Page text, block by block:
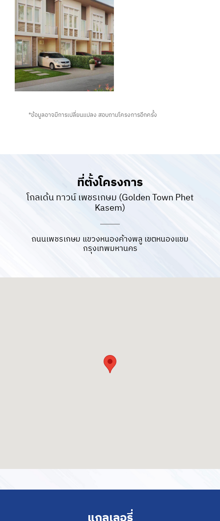
*ข้อมูลอาจมีการเปลี่ยนแปลง สอบถามโครงการอีกครั้ง
ที่ตั้งโครงการ
โกลเด้น ทาวน์ เพชรเกษม (Golden Town Phet
Kasem)
ถนนเพชรเกษม แขวงหนองค้างพลู เขตหนองแขม
กรุงเทพมหานคร